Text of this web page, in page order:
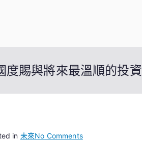
度賜與將來最溫順的投資
in 未來No Commentson